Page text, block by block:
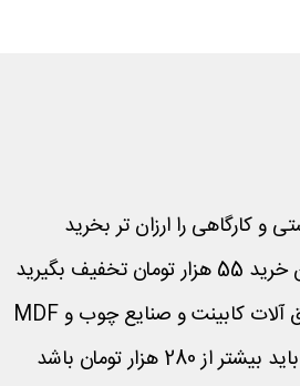
و کارگاهی را ارزان تر بخرید
بگیرید
آلات کابینت و صنایع چوب وMDF
هزار تومان باشد